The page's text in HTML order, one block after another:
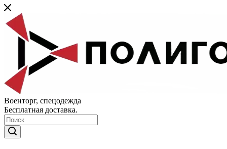
Военторг, спецодежда
Бесплатная доставка.